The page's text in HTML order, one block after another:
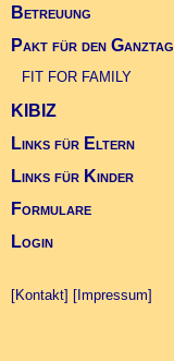
Allgemein
Projekte
Betreuung
FIT FOR FAMILY (Link)
Kontakt Betreuung
Pakt für den Ganztag
FIT FOR FAMILY
KIBIZ
Links für Eltern
Links für Kinder
Formulare
Login
[Kontakt] [Impressum]